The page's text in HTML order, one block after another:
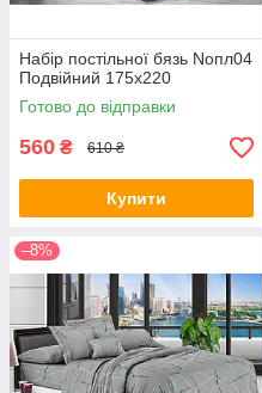
Набір постільної бязь Noпл04
Подвійний 175х220
Готово до відправки
560 ₴ 610 ₴
Купити
–8%